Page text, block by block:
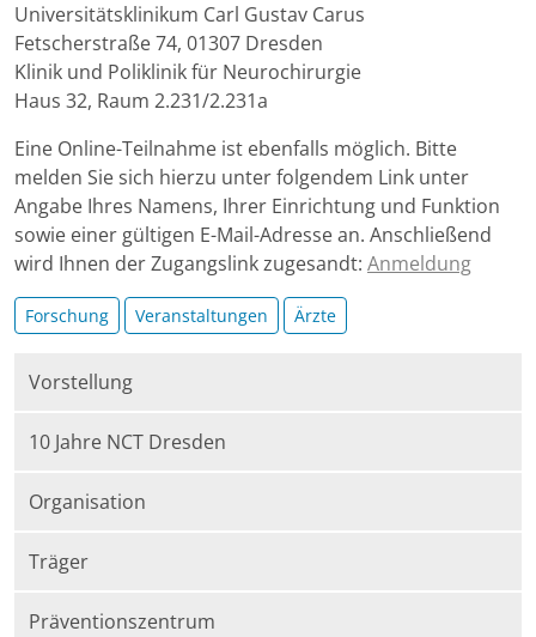
2026-
06-
30T17:00:00+02:00
Universitätsklinikum Carl Gustav Carus
Fetscherstraße 74, 01307 Dresden
Klinik und Poliklinik für Neurochirurgie
Haus 32, Raum 2.231/2.231a
Eine Online-Teilnahme ist ebenfalls möglich. Bitte
melden Sie sich hierzu unter folgendem Link unter
Angabe Ihres Namens, Ihrer Einrichtung und Funktion
sowie einer gültigen E-Mail-Adresse an. Anschließend
wird Ihnen der Zugangslink zugesandt: Anmeldung
Forschung Veranstaltungen Ärzte
Vorstellung
10 Jahre NCT Dresden
Organisation
Träger
Präventionszentrum